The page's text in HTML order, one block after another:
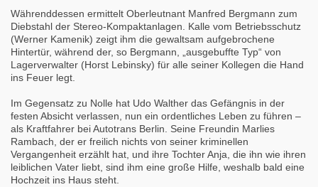
Währenddessen ermittelt Oberleutnant Manfred Bergmann zum
Diebstahl der Stereo-Kompaktanlagen. Kalle vom Betriebsschutz
(Werner Kamenik) zeigt ihm die gewaltsam aufgebrochene
Hintertür, während der, so Bergmann, „ausgebuffte Typ“ von
Lagerverwalter (Horst Lebinsky) für alle seiner Kollegen die Hand
ins Feuer legt.
Im Gegensatz zu Nolle hat Udo Walther das Gefängnis in der
festen Absicht verlassen, nun ein ordentliches Leben zu führen –
als Kraftfahrer bei Autotrans Berlin. Seine Freundin Marlies
Rambach, der er freilich nichts von seiner kriminellen
Vergangenheit erzählt hat, und ihre Tochter Anja, die ihn wie ihren
leiblichen Vater liebt, sind ihm eine große Hilfe, weshalb bald eine
Hochzeit ins Haus steht.